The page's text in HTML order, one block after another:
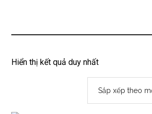
Hiển thị kết quả duy nhất